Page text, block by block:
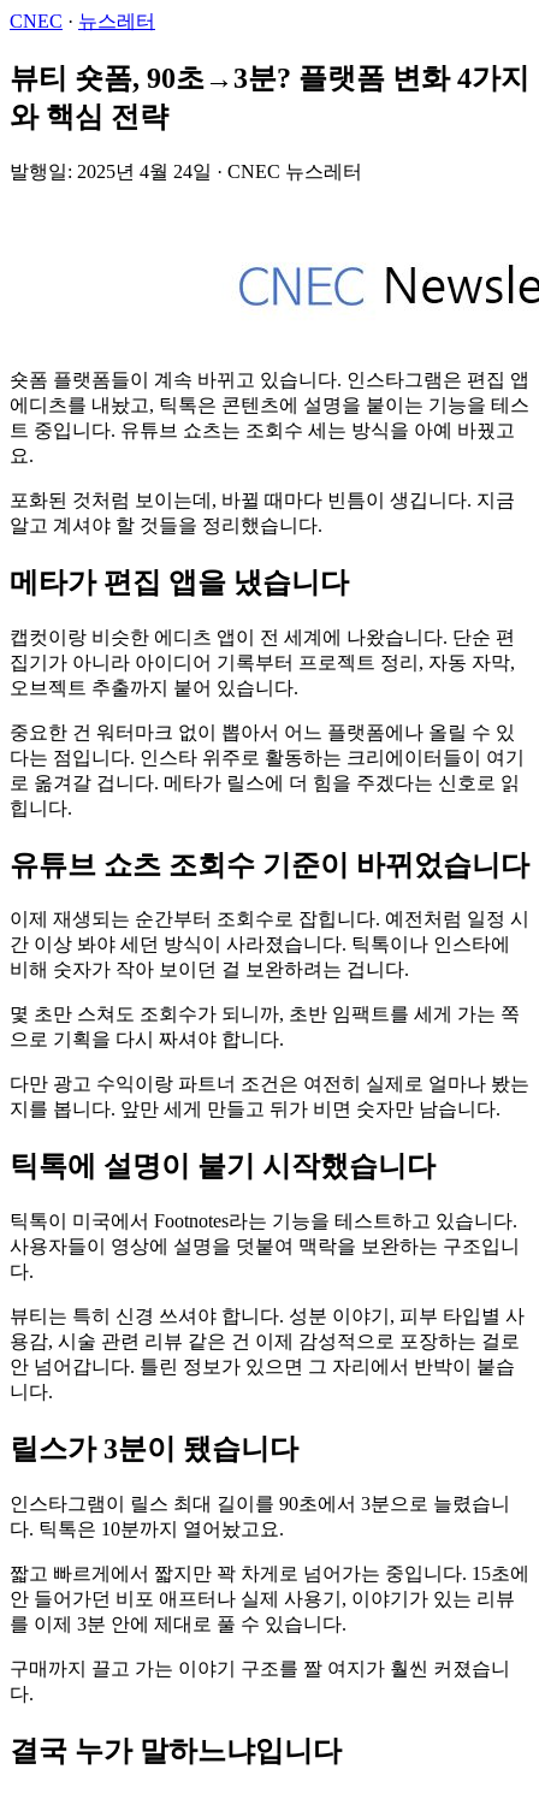
CNEC · 뉴스레터
뷰티 숏폼, 90초→3분? 플랫폼 변화 4가지
와 핵심 전략
발행일: 2025년 4월 24일 · CNEC 뉴스레터
숏폼 플랫폼들이 계속 바뀌고 있습니다. 인스타그램은 편집 앱
에디츠를 내놨고, 틱톡은 콘텐츠에 설명을 붙이는 기능을 테스
트 중입니다. 유튜브 쇼츠는 조회수 세는 방식을 아예 바꿨고
요.
포화된 것처럼 보이는데, 바뀔 때마다 빈틈이 생깁니다. 지금
알고 계셔야 할 것들을 정리했습니다.
메타가 편집 앱을 냈습니다
캡컷이랑 비슷한 에디츠 앱이 전 세계에 나왔습니다. 단순 편
집기가 아니라 아이디어 기록부터 프로젝트 정리, 자동 자막,
오브젝트 추출까지 붙어 있습니다.
중요한 건 워터마크 없이 뽑아서 어느 플랫폼에나 올릴 수 있
다는 점입니다. 인스타 위주로 활동하는 크리에이터들이 여기
로 옮겨갈 겁니다. 메타가 릴스에 더 힘을 주겠다는 신호로 읽
힙니다.
유튜브 쇼츠 조회수 기준이 바뀌었습니다
이제 재생되는 순간부터 조회수로 잡힙니다. 예전처럼 일정 시
간 이상 봐야 세던 방식이 사라졌습니다. 틱톡이나 인스타에
비해 숫자가 작아 보이던 걸 보완하려는 겁니다.
몇 초만 스쳐도 조회수가 되니까, 초반 임팩트를 세게 가는 쪽
으로 기획을 다시 짜셔야 합니다.
다만 광고 수익이랑 파트너 조건은 여전히 실제로 얼마나 봤는
지를 봅니다. 앞만 세게 만들고 뒤가 비면 숫자만 남습니다.
틱톡에 설명이 붙기 시작했습니다
틱톡이 미국에서 Footnotes라는 기능을 테스트하고 있습니다.
사용자들이 영상에 설명을 덧붙여 맥락을 보완하는 구조입니
다.
뷰티는 특히 신경 쓰셔야 합니다. 성분 이야기, 피부 타입별 사
용감, 시술 관련 리뷰 같은 건 이제 감성적으로 포장하는 걸로
안 넘어갑니다. 틀린 정보가 있으면 그 자리에서 반박이 붙습
니다.
릴스가 3분이 됐습니다
인스타그램이 릴스 최대 길이를 90초에서 3분으로 늘렸습니
다. 틱톡은 10분까지 열어놨고요.
짧고 빠르게에서 짧지만 꽉 차게로 넘어가는 중입니다. 15초에
안 들어가던 비포 애프터나 실제 사용기, 이야기가 있는 리뷰
를 이제 3분 안에 제대로 풀 수 있습니다.
구매까지 끌고 가는 이야기 구조를 짤 여지가 훨씬 커졌습니
다.
결국 누가 말하느냐입니다